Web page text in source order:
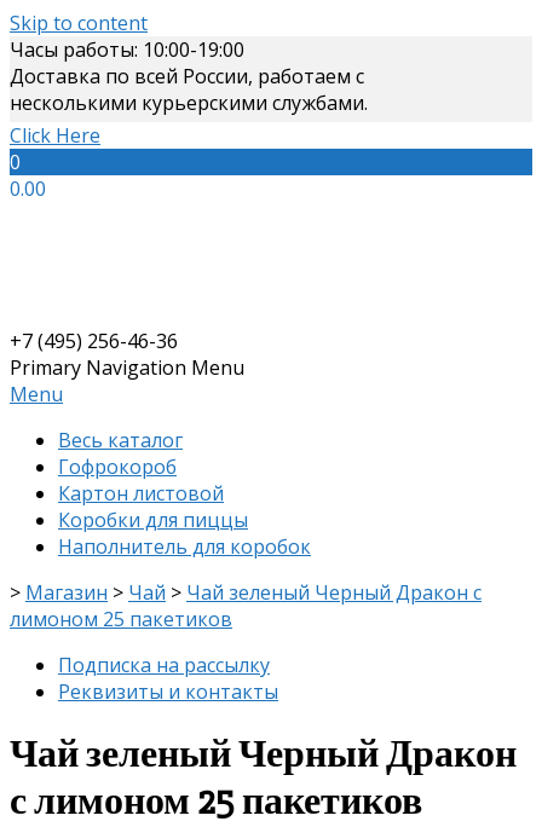
Skip to content
Часы работы: 10:00-19:00
Доставка по всей России, работаем с
несколькими курьерскими службами.
Click Here
0
0.00
+7 (495) 256-46-36
Primary Navigation Menu
Menu
Весь каталог
Гофрокороб
Картон листовой
Коробки для пиццы
Наполнитель для коробок
> Магазин > Чай > Чай зеленый Черный Дракон с
лимоном 25 пакетиков
Подписка на рассылку
Реквизиты и контакты
Чай зеленый Черный Дракон
с лимоном 25 пакетиков